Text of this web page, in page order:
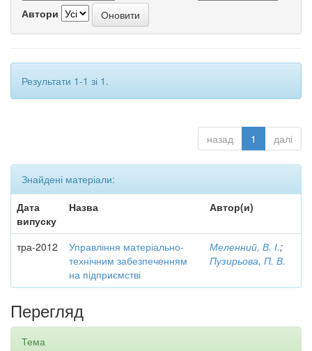
Автори
Результати 1-1 зі 1.
назад 1 далі
Знайдені матеріали:
Дата
випуску
Назва Автор(и)
тра-2012
Управління матеріально-
технічним забезпеченням
на підприємстві
Меленний, В. І.;
Пузирьова, П. В.
Перегляд
Тема